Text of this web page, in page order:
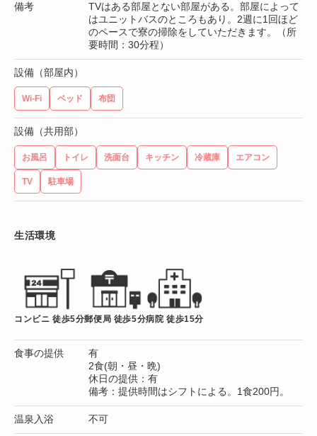
備考
TVはある部屋とない部屋がある。部屋によって
はユニットバスのところもあり。2週に1回ほど
のペースで寮の掃除をしていただきます。（所
要時間：30分程）
設備（部屋内）
Wi-Fi ベッド 布団
設備（共用部）
お風呂 トイレ 洗面台 キッチン 冷蔵庫 エアコン
TV 駐車場
生活環境
コンビニ 徒歩5分郵便局 徒歩5分病院 徒歩15分
食事の提供
有
2食(朝・昼・晩)
休日の提供：有
備考：提供時間はシフトによる。1食200円。
温泉入浴 不可